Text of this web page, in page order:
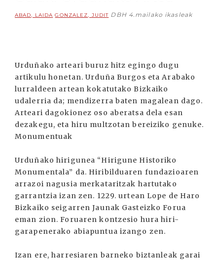
ABAD, LAIDA GONZALEZ, JUDIT DBH 4.mailako ikasleak
Urduñako arteari buruz hitz egingo dugu
artikulu honetan. Urduña Burgos eta Arabako
lurraldeen artean kokatutako Bizkaiko
udalerria da; mendizerra baten magalean dago.
Arteari dagokionez oso aberatsa dela esan
dezakegu, eta hiru multzotan bereiziko genuke.
Monumentuak
Urduñako hirigunea “Hirigune Historiko
Monumentala” da. Hiribilduaren fundazioaren
arrazoi nagusia merkataritzak hartutako
garrantzia izan zen. 1229. urtean Lope de Haro
Bizkaiko seigarren Jaunak Gasteizko Forua
eman zion. Foruaren kontzesio hura hiri-
garapenerako abiapuntua izango zen.
Izan ere, harresiaren barneko biztanleak garai